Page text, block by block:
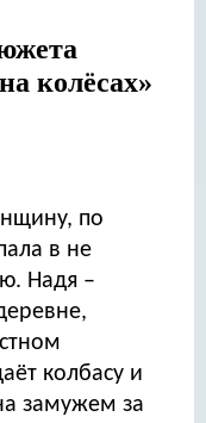
колёсах»
по
в не
Надя –
колбасу и
замужем за